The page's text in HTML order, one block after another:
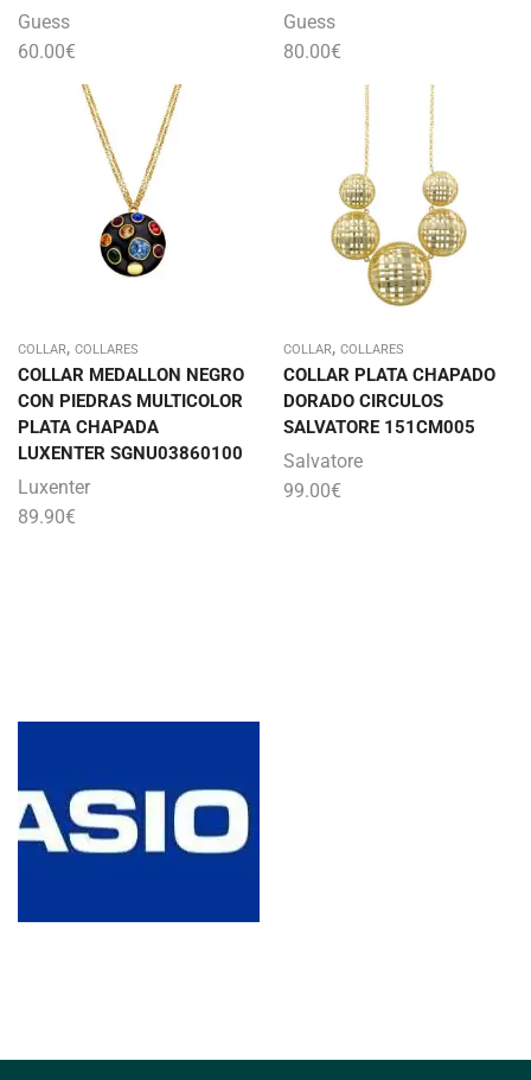
Guess
60.00€
Guess
80.00€
COLLAR, COLLARES
COLLAR MEDALLON NEGRO
CON PIEDRAS MULTICOLOR
PLATA CHAPADA
LUXENTER SGNU03860100
Luxenter
89.90€
COLLAR, COLLARES
COLLAR PLATA CHAPADO
DORADO CIRCULOS
SALVATORE 151CM005
Salvatore
99.00€